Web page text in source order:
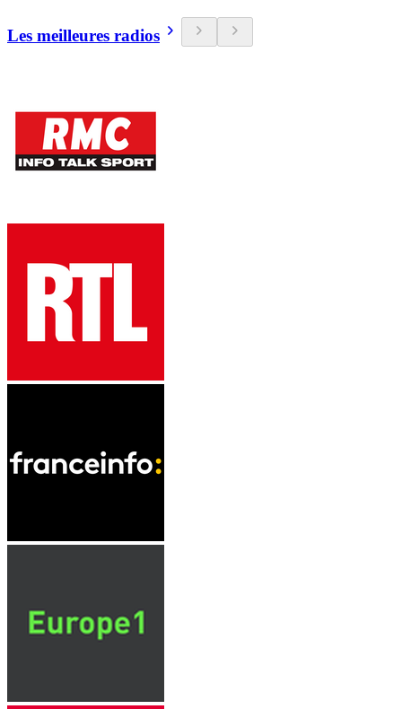
Les meilleures radios